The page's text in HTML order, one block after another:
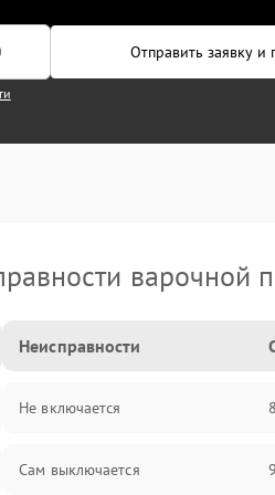
Отправить заявку и
варочной
Неисправности
Не включается
Сам выключается